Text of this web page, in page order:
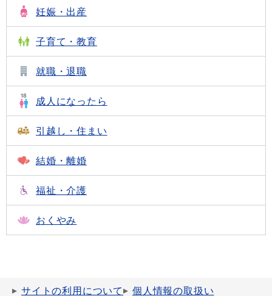
妊娠・出産
子育て・教育
就職・退職
成人になったら
引越し・住まい
結婚・離婚
福祉・介護
おくやみ
サイトの利用について 個人情報の取扱い